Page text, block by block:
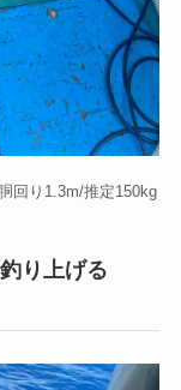
回り1.3m/推定150kg
り上げる